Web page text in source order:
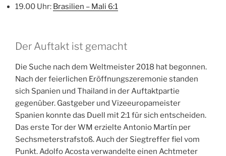
19.00 Uhr: Brasilien – Mali 6:1
Der Auftakt ist gemacht
Die Suche nach dem Weltmeister 2018 hat begonnen.
Nach der feierlichen Eröffnungszeremonie standen
sich Spanien und Thailand in der Auftaktpartie
gegenüber. Gastgeber und Vizeeuropameister
Spanien konnte das Duell mit 2:1 für sich entscheiden.
Das erste Tor der WM erzielte Antonio Martín per
Sechsmeterstrafstoß. Auch der Siegtreffer fiel vom
Punkt. Adolfo Acosta verwandelte einen Achtmeter